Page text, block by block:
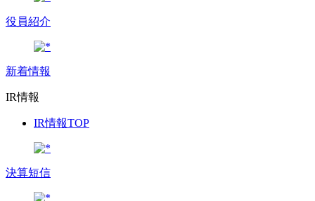
役員紹介
新着情報
IR情報
IR情報TOP
決算短信